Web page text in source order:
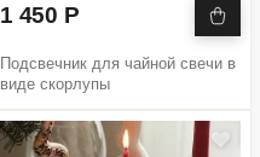
1 450 Р
Подсвечник для чайной свечи в
виде скорлупы